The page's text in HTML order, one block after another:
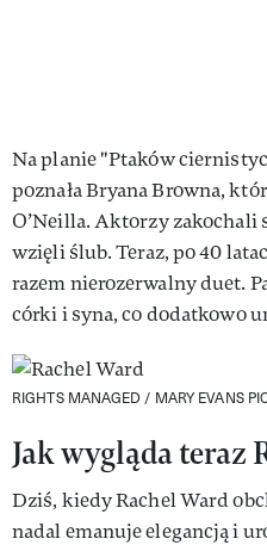
Na planie "Ptaków
poznała Bryana Browna,
O’Neilla. Aktorzy zakochali
wzięli ślub. Teraz, po 40
razem nierozerwalny duet.
córki i syna, co dodatkowo
RIGHTS MANAGED / MARY EVANS
Jak wygląda teraz
Dziś, kiedy Rachel Ward
nadal emanuje elegancją i